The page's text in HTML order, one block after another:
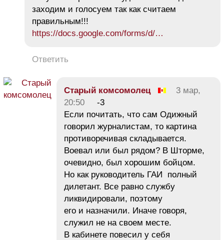
заходим и голосуем так как считаем
правильным!!!
https://docs.google.com/forms/d/…
Ответить
Старый комсомолец
3 мар,
20:50
-3
Если почитать, что сам Одижный
говорил журналистам, то картина
противоречивая складывается.
Воевал или был рядом? В Шторме,
очевидно, был хорошим бойцом.
Но как руководитель ГАИ полный
дилетант. Все равно службу
ликвидировали, поэтому
его и назначили. Иначе говоря,
служил не на своем месте.
В кабинете повесил у себя